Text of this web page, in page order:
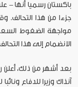
باكستان رسميا أنها -
جزءا من هذا التحالف.
مواجهة الضغوط
الانضمام إلى هذا
بعد أشهر من ذلك،